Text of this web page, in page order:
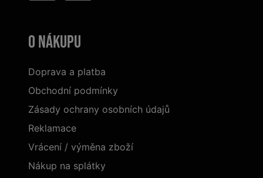
O nákupu
Doprava a platba
Obchodní podmínky
Zásady ochrany osobních údajů
Reklamace
Vrácení / výměna zboží
Nákup na splátky